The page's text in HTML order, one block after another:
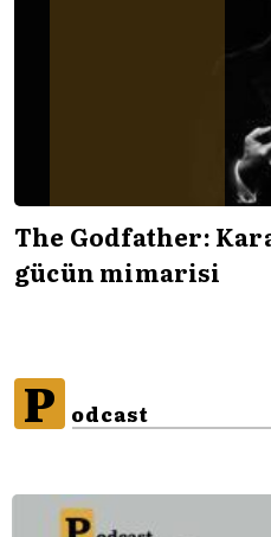
The Godfather:
gücün mimarisi
P odcast